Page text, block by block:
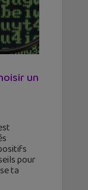
un
pour
ta